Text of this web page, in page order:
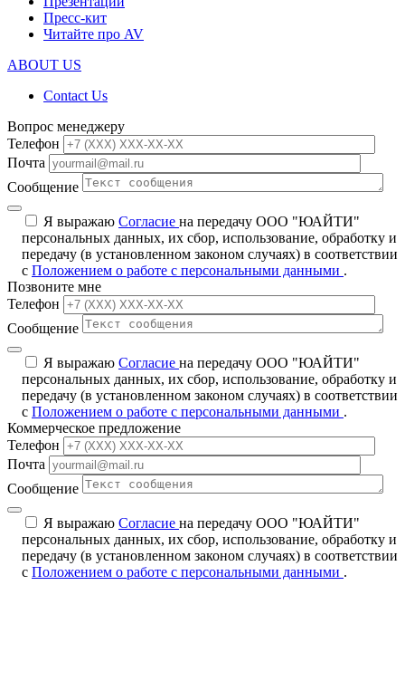
Пресс-кит
Читайте про AV
ABOUT US
Contact Us
Вопрос менеджеру
Телефон
Почта
Сообщение
Я выражаю Согласие на передачу ООО "ЮАЙТИ"
персональных данных, их сбор, использование, обработку и
передачу (в установленном законом случаях) в соответствии
с Положением о работе с персональными данными .
Позвоните мне
Телефон
Сообщение
Я выражаю Согласие на передачу ООО "ЮАЙТИ"
персональных данных, их сбор, использование, обработку и
передачу (в установленном законом случаях) в соответствии
с Положением о работе с персональными данными .
Коммерческое предложение
Телефон
Почта
Сообщение
Я выражаю Согласие на передачу ООО "ЮАЙТИ"
персональных данных, их сбор, использование, обработку и
передачу (в установленном законом случаях) в соответствии
с Положением о работе с персональными данными .